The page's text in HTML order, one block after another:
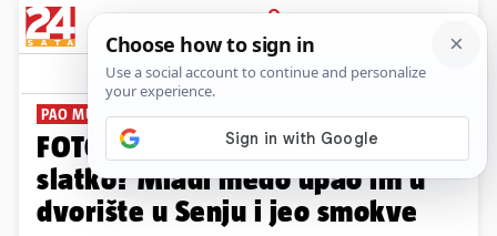
PRIJAVA
News Komentari
PAO MU ŠEĆER
FOTO Dobar dan, imate li nešto
slatko? Mladi medo upao im u
dvorište u Senju i jeo smokve